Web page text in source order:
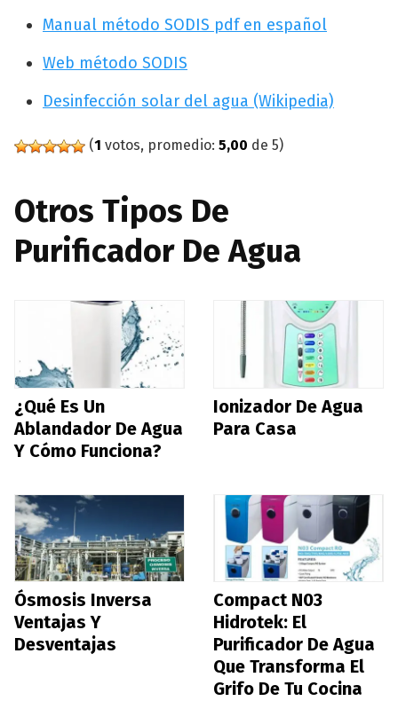
Manual método SODIS pdf en español
Web método SODIS
Desinfección solar del agua (Wikipedia)
(1 votos, promedio: 5,00 de 5)
Otros Tipos De
Purificador De Agua
¿Qué Es Un
Ablandador De Agua
Y Cómo Funciona?
Ionizador De Agua
Para Casa
Ósmosis Inversa
Ventajas Y
Desventajas
Compact N03
Hidrotek: El
Purificador De Agua
Que Transforma El
Grifo De Tu Cocina